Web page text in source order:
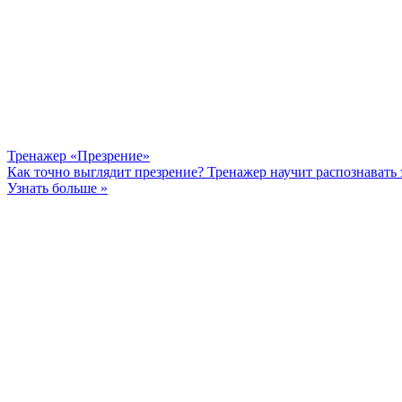
Тренажер «Презрение»
Как точно выглядит презрение? Тренажер научит
Узнать больше »